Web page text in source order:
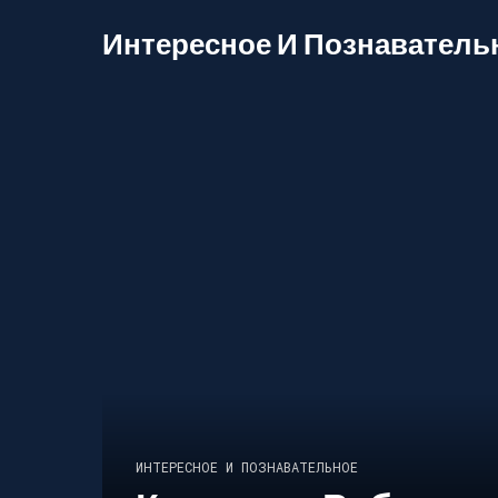
Интересное И
ИНТЕРЕСНОЕ И ПОЗНАВАТЕЛЬНОЕ